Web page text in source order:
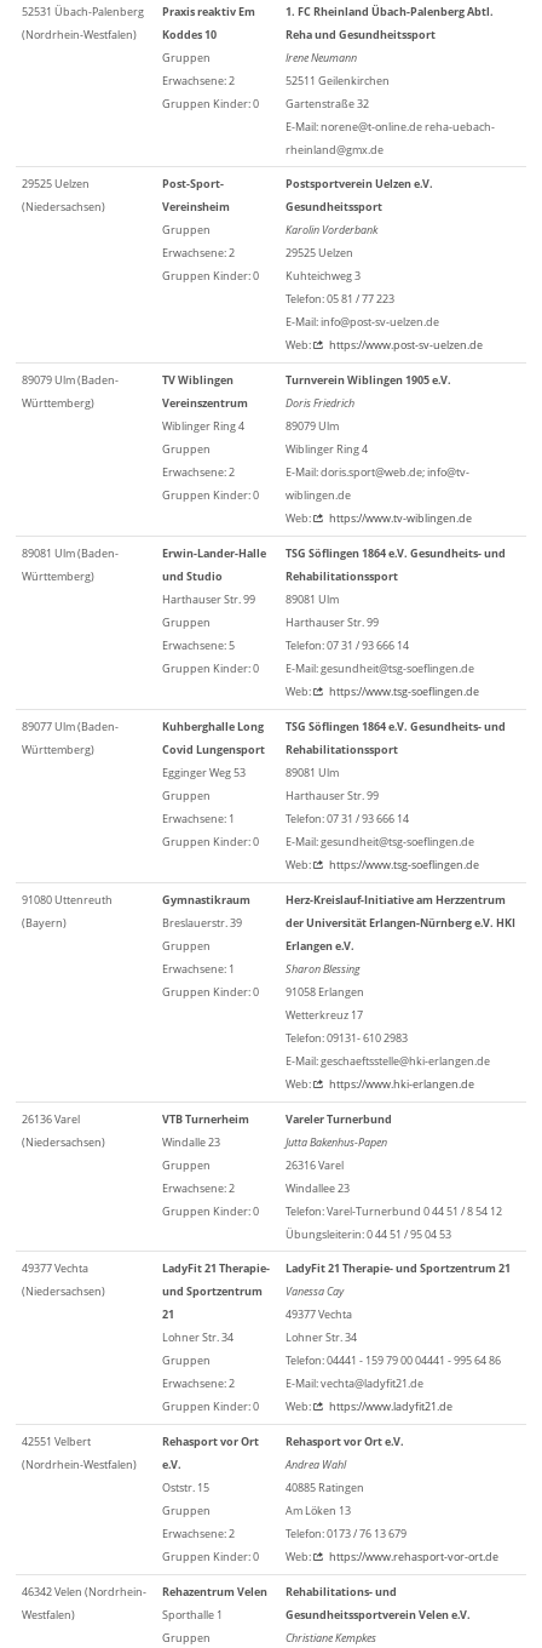
52531 Übach-Palenberg
(Nordrhein-Westfalen)
Praxis reaktiv Em
Koddes 10
Gruppen
Erwachsene: 2
Gruppen Kinder: 0
1. FC Rheinland Übach-Palenberg Abtl.
Reha und Gesundheitssport
Irene Neumann
52511 Geilenkirchen
Gartenstraße 32
E-Mail: norene@t-online.de reha-uebach-
rheinland@gmx.de
29525 Uelzen
(Niedersachsen)
Post-Sport-
Vereinsheim
Gruppen
Erwachsene: 2
Gruppen Kinder: 0
Postsportverein Uelzen e.V.
Gesundheitssport
Karolin Vorderbank
29525 Uelzen
Kuhteichweg 3
Telefon: 05 81 / 77 223
E-Mail: info@post-sv-uelzen.de
Web:
https://www.post-sv-uelzen.de
89079 Ulm (Baden-
Württemberg)
TV Wiblingen
Vereinszentrum
Wiblinger Ring 4
Gruppen
Erwachsene: 2
Gruppen Kinder: 0
Turnverein Wiblingen 1905 e.V.
Doris Friedrich
89079 Ulm
Wiblinger Ring 4
E-Mail: doris.sport@web.de; info@tv-
wiblingen.de
Web:
https://www.tv-wiblingen.de
89081 Ulm (Baden-
Württemberg)
Erwin-Lander-Halle
und Studio
Harthauser Str. 99
Gruppen
Erwachsene: 5
Gruppen Kinder: 0
TSG Söflingen 1864 e.V. Gesundheits- und
Rehabilitationssport
89081 Ulm
Harthauser Str. 99
Telefon: 07 31 / 93 666 14
E-Mail: gesundheit@tsg-soeflingen.de
Web:
https://www.tsg-soeflingen.de
89077 Ulm (Baden-
Württemberg)
Kuhberghalle Long
Covid Lungensport
Egginger Weg 53
Gruppen
Erwachsene: 1
Gruppen Kinder: 0
TSG Söflingen 1864 e.V. Gesundheits- und
Rehabilitationssport
89081 Ulm
Harthauser Str. 99
Telefon: 07 31 / 93 666 14
E-Mail: gesundheit@tsg-soeflingen.de
Web:
https://www.tsg-soeflingen.de
91080 Uttenreuth
(Bayern)
Gymnastikraum
Breslauerstr. 39
Gruppen
Erwachsene: 1
Gruppen Kinder: 0
Herz-Kreislauf-Initiative am Herzzentrum
der Universität Erlangen-Nürnberg e.V. HKI
Erlangen e.V.
Sharon Blessing
91058 Erlangen
Wetterkreuz 17
Telefon: 09131- 610 2983
E-Mail: geschaeftsstelle@hki-erlangen.de
Web:
https://www.hki-erlangen.de
26136 Varel
(Niedersachsen)
VTB Turnerheim
Windalle 23
Gruppen
Erwachsene: 2
Gruppen Kinder: 0
Vareler Turnerbund
Jutta Bakenhus-Papen
26316 Varel
Windallee 23
Telefon: Varel-Turnerbund 0 44 51 / 8 54 12
Übungsleiterin: 0 44 51 / 95 04 53
49377 Vechta
(Niedersachsen)
LadyFit 21 Therapie-
und Sportzentrum
21
Lohner Str. 34
Gruppen
Erwachsene: 2
Gruppen Kinder: 0
LadyFit 21 Therapie- und Sportzentrum 21
Vanessa Cay
49377 Vechta
Lohner Str. 34
Telefon: 04441 - 159 79 00 04441 - 995 64 86
E-Mail: vechta@ladyfit21.de
Web:
https://www.ladyfit21.de
42551 Velbert
(Nordrhein-Westfalen)
Rehasport vor Ort
e.V.
Oststr. 15
Gruppen
Erwachsene: 2
Gruppen Kinder: 0
Rehasport vor Ort e.V.
Andrea Wahl
40885 Ratingen
Am Löken 13
Telefon: 0173 / 76 13 679
Web:
https://www.rehasport-vor-ort.de
46342 Velen (Nordrhein-
Westfalen)
Rehazentrum Velen
Sporthalle 1
Gruppen
Rehabilitations- und
Gesundheitssportverein Velen e.V.
Christiane Kempkes